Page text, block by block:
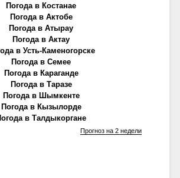
Погода в Костанае
Погода в Актобе
Погода в Атырау
Погода в Актау
в Усть-Каменогорске
Погода в Семее
Погода в Караганде
Погода в Таразе
Погода в Шымкенте
Погода в Кызылорде
в Талдыкоргане
Прогноз на 2 недели